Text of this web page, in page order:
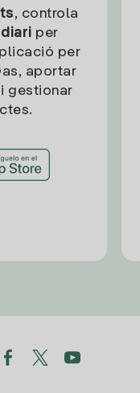
, controla
per
per
aportar
gestionar